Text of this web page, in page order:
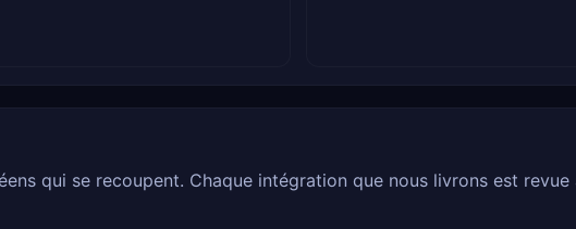
}
qui se recoupent. Chaque intégration que nous livrons est revue